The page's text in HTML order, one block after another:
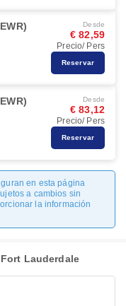
Desde
€ 82,59
Precio/ Pers
Reservar
Desde
€ 83,12
Precio/ Pers
Reservar
en esta página
a cambios sin
la información
Lauderdale